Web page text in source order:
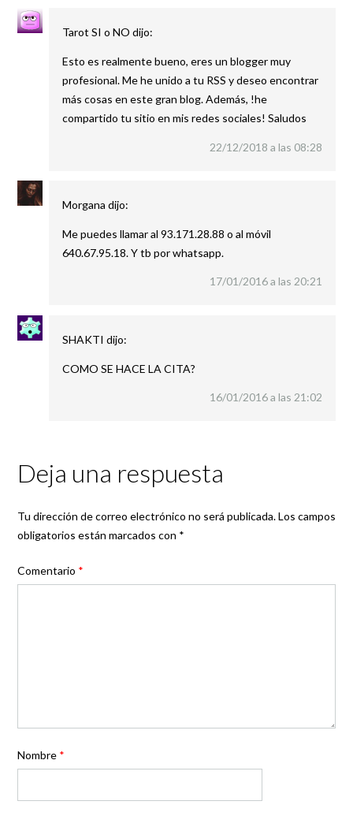
Tarot SI o NO dijo:
Esto es realmente bueno, eres un blogger muy
profesional. Me he unido a tu RSS y deseo encontrar
más cosas en este gran blog. Además, !he
compartido tu sitio en mis redes sociales! Saludos
22/12/2018 a las 08:28
Morgana dijo:
Me puedes llamar al 93.171.28.88 o al móvil
640.67.95.18. Y tb por whatsapp.
17/01/2016 a las 20:21
SHAKTI dijo:
COMO SE HACE LA CITA?
16/01/2016 a las 21:02
Deja una respuesta
Tu dirección de correo electrónico no será publicada.Los campos
obligatorios están marcados con *
Comentario *
Nombre *